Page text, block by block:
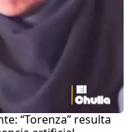
“Torenza” resulta